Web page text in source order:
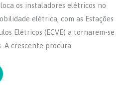
os instaladores elétricos no
elétrica, com as Estações
Elétricos (ECVE) a tornarem-se
A crescente procura